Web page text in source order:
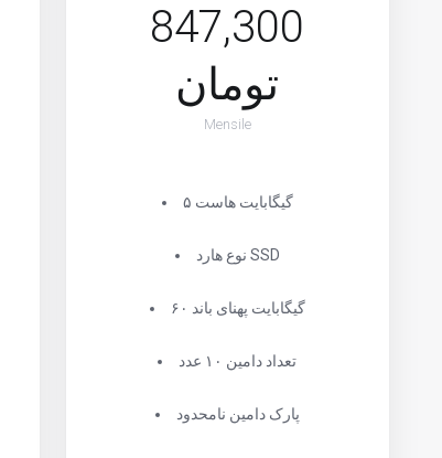
847,300
تومان
Mensile
۵ گیگابایت هاست
نوع هارد SSD
۶۰ گیگابایت پهنای باند
تعداد دامین ۱۰ عدد
پارک دامین نامحدود